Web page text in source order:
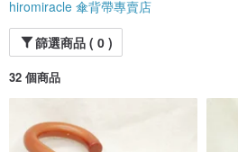
hiromiracle 傘背帶專賣店
篩選商品 ( 0 )
32 個商品